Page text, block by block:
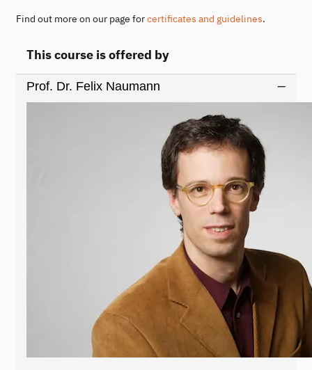
Find out more on our page forcertificates and guidelines.
This course is offered by
Prof. Dr. Felix Naumann